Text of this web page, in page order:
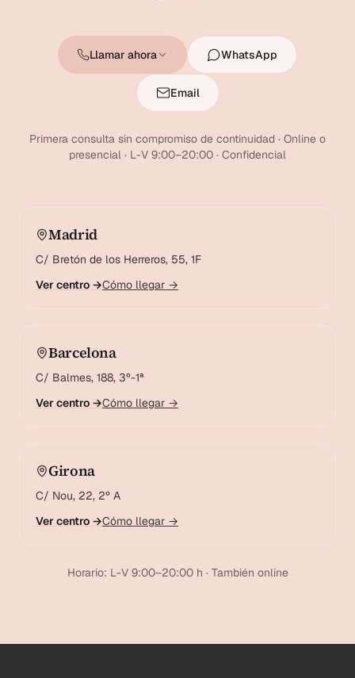
Llamar ahora WhatsApp
Email
Primera consulta sin compromiso de continuidad · Online o
presencial · L-V 9:00–20:00 · Confidencial
Madrid
C/ Bretón de los Herreros, 55, 1F
Ver centro →Cómo llegar →
Barcelona
C/ Balmes, 188, 3º-1ª
Ver centro →Cómo llegar →
Girona
C/ Nou, 22, 2º A
Ver centro →Cómo llegar →
Horario: L-V 9:00–20:00 h · También online